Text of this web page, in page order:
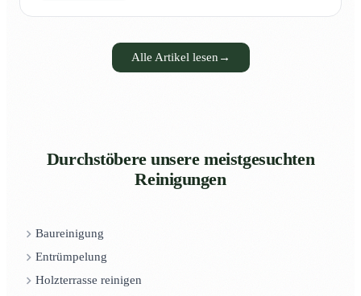
Alle Artikel lesen →
Durchstöbere unsere meistgesuchten
Reinigungen
Baureinigung
Entrümpelung
Holzterrasse reinigen